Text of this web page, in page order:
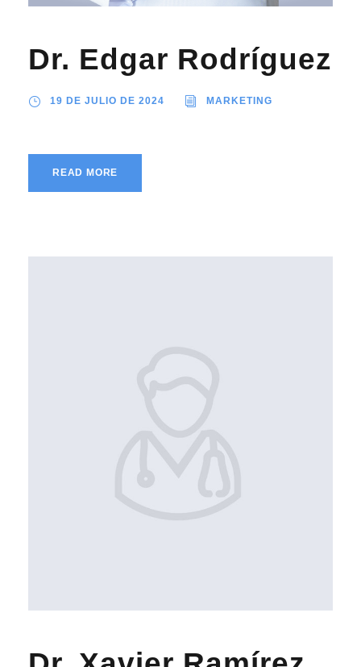
Dr. Edgar Rodríguez
19 DE JULIO DE 2024 MARKETING
READ MORE